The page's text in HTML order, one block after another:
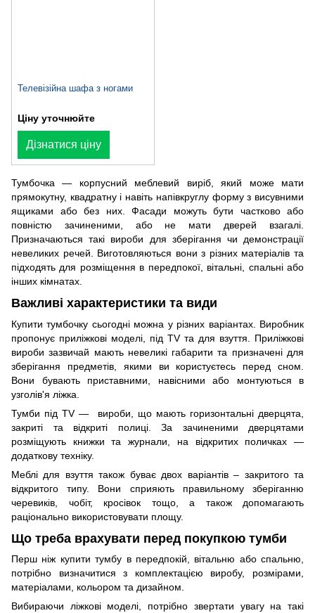
Телевізійна шафа з ногами
Ціну уточнюйте
Дізнатися ціну
Тумбочка — корпусний меблевий виріб, який може мати
прямокутну, квадратну і навіть напівкруглу форму з висувними
ящиками або без них. Фасади можуть бути частково або
повністю зачиненими, або не мати дверей взагалі.
Призначаються такі вироби для зберігання чи демонстрації
невеликих речей. Виготовляються вони з різних матеріалів та
підходять для розміщення в передпокої, вітальні, спальні або
інших кімнатах.
Важливі характеристики та види
Купити тумбочку сьогодні можна у різних варіантах. Виробник
пропонує приліжкові моделі, під TV та для взуття. Приліжкові
вироби зазвичай мають невеликі габарити та призначені для
зберігання предметів, якими ви користуєтесь перед сном.
Вони бувають приставними, навісними або монтуються в
узголів'я ліжка.
Тумби під TV — вироби, що мають горизонтальні дверцята,
закриті та відкриті полиці. За зачиненими дверцятами
розміщують книжки та журнали, на відкритих поличках —
додаткову техніку.
Меблі для взуття також буває двох варіантів – закритого та
відкритого типу. Вони сприяють правильному зберіганню
черевиків, чобіт, кросівок тощо, а також допомагають
раціонально використовувати площу.
Що треба врахувати перед покупкою тумби
Перш ніж купити тумбу в передпокій, вітальню або спальню,
потрібно визначитися з комплектацією виробу, розмірами,
матеріалами, кольором та дизайном.
Вибираючи ліжкові моделі, потрібно звертати увагу на такі